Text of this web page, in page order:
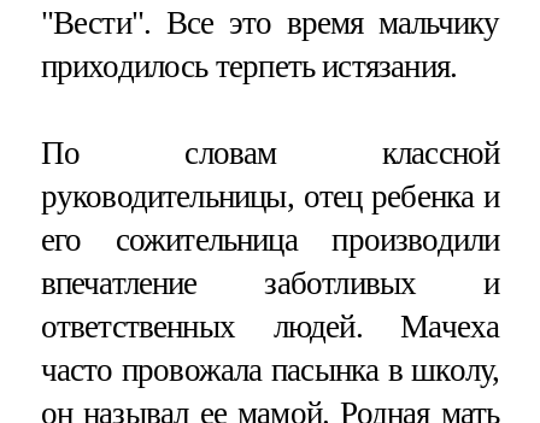
"Вести". Все это время мальчику
приходилось терпеть истязания.
По словам классной
руководительницы, отец ребенка и
его сожительница производили
впечатление заботливых и
ответственных людей. Мачеха
часто провожала пасынка в школу,
он называл ее мамой. Родная мать